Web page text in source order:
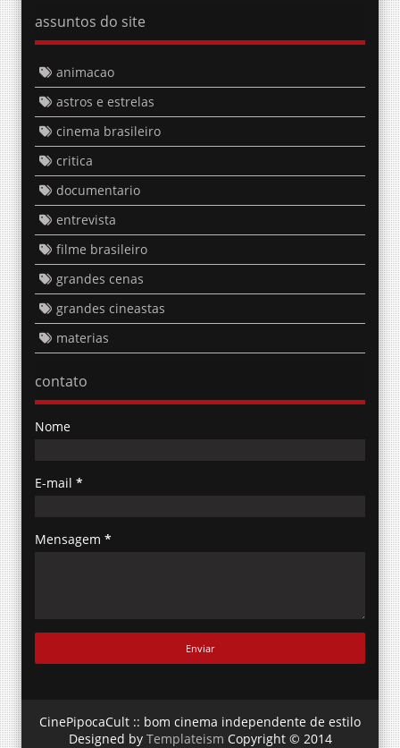
assuntos do site
animacao
astros e estrelas
cinema brasileiro
critica
documentario
entrevista
filme brasileiro
grandes cenas
grandes cineastas
materias
contato
Nome
E-mail *
Mensagem *
CinePipocaCult :: bom cinema independente de estilo
Designed by Templateism Copyright © 2014